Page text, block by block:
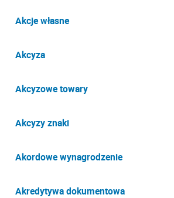
Akcje własne
Akcyza
Akcyzowe towary
Akcyzy znaki
Akordowe wynagrodzenie
Akredytywa dokumentowa